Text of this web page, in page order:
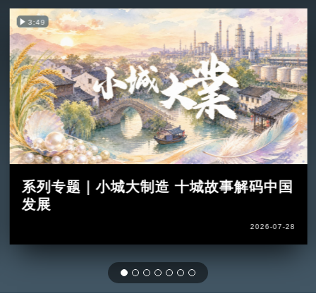
3:49
系列专题｜小城大制造 十城故事解码中国
发展
2026-07-28